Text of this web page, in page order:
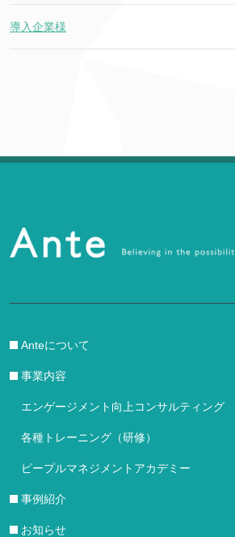
導入企業様
Anteについて
事業内容
エンゲージメント向上コンサルティング
各種トレーニング（研修）
ピープルマネジメントアカデミー
事例紹介
お知らせ